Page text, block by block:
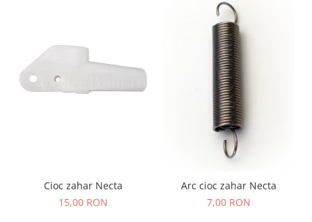
Cioc zahar Necta
15,00 RON
Arc cioc zahar Necta
7,00 RON